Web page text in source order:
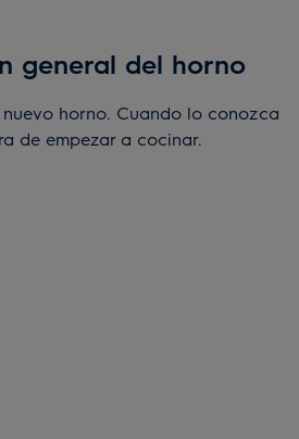
general del horno
horno. Cuando lo conozca
de empezar a cocinar.